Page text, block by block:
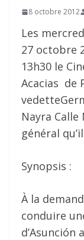
8 octobre 2012
Les
27 octobre
13h30 le
Acacias de
Nayra Calle
général
Synopsis :
À la
conduire
d’Asunción